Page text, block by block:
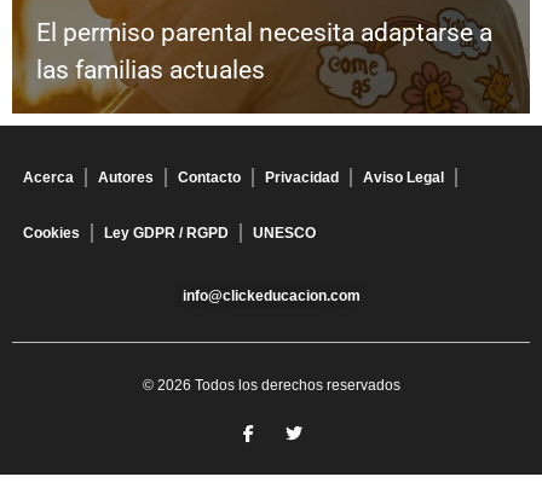
El permiso parental necesita adaptarse a
las familias actuales
Acerca Autores Contacto Privacidad Aviso Legal
Cookies Ley GDPR / RGPD UNESCO
info@clickeducacion.com
© 2026 Todos los derechos reservados